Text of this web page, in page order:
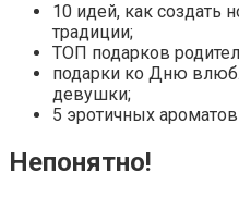
10 идей, как создать
традиции;
ТОП подарков
подарки ко Дню
девушки;
5 эротичных
Непонятно!